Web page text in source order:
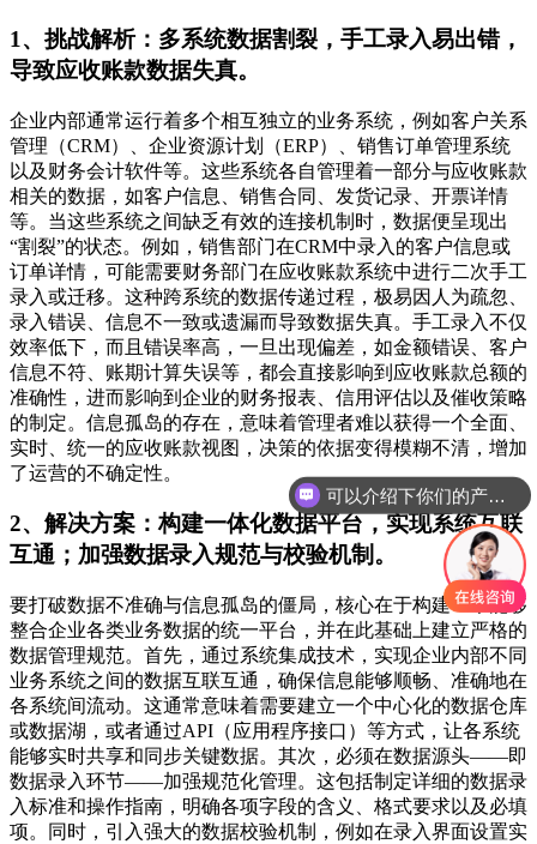
1、挑战解析：多系统数据割裂，手工录入易出错，
导致应收账款数据失真。
企业内部通常运行着多个相互独立的业务系统，例如客户关系
管理（CRM）、企业资源计划（ERP）、销售订单管理系统
以及财务会计软件等。这些系统各自管理着一部分与应收账款
相关的数据，如客户信息、销售合同、发货记录、开票详情
等。当这些系统之间缺乏有效的连接机制时，数据便呈现出
“割裂”的状态。例如，销售部门在CRM中录入的客户信息或
订单详情，可能需要财务部门在应收账款系统中进行二次手工
录入或迁移。这种跨系统的数据传递过程，极易因人为疏忽、
录入错误、信息不一致或遗漏而导致数据失真。手工录入不仅
效率低下，而且错误率高，一旦出现偏差，如金额错误、客户
信息不符、账期计算失误等，都会直接影响到应收账款总额的
准确性，进而影响到企业的财务报表、信用评估以及催收策略
的制定。信息孤岛的存在，意味着管理者难以获得一个全面、
实时、统一的应收账款视图，决策的依据变得模糊不清，增加
了运营的不确定性。
2、解决方案：构建一体化数据平台，实现系统互联
互通；加强数据录入规范与校验机制。
要打破数据不准确与信息孤岛的僵局，核心在于构建一个能够
整合企业各类业务数据的统一平台，并在此基础上建立严格的
数据管理规范。首先，通过系统集成技术，实现企业内部不同
业务系统之间的数据互联互通，确保信息能够顺畅、准确地在
各系统间流动。这通常意味着需要建立一个中心化的数据仓库
或数据湖，或者通过API（应用程序接口）等方式，让各系统
能够实时共享和同步关键数据。其次，必须在数据源头——即
数据录入环节——加强规范化管理。这包括制定详细的数据录
入标准和操作指南，明确各项字段的含义、格式要求以及必填
项。同时，引入强大的数据校验机制，例如在录入界面设置实
你们是怎么收费的呢